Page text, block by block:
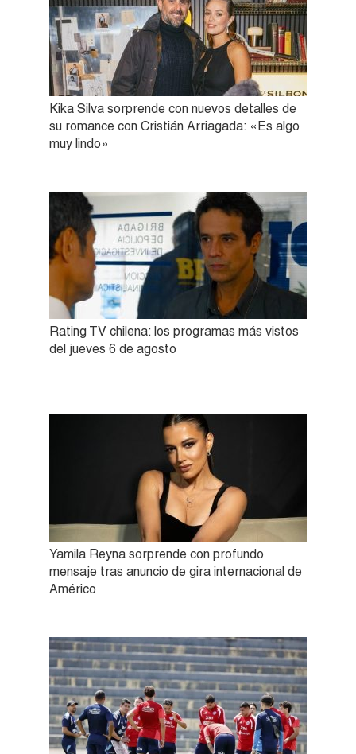
Kika Silva sorprende con nuevos detalles de
su romance con Cristián Arriagada: «Es algo
muy lindo»
Rating TV chilena: los programas más vistos
del jueves 6 de agosto
Yamila Reyna sorprende con profundo
mensaje tras anuncio de gira internacional de
Américo